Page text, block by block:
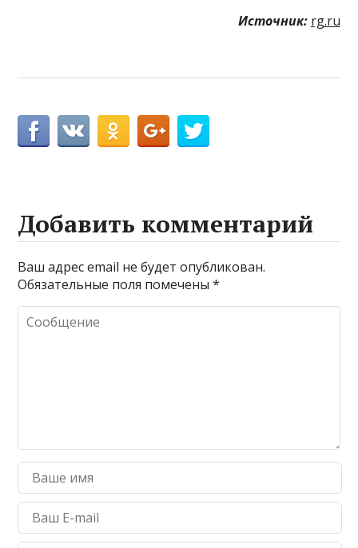
Источник: rg.ru
Добавить комментарий
Ваш адрес email не будет опубликован.
Обязательные поля помечены*